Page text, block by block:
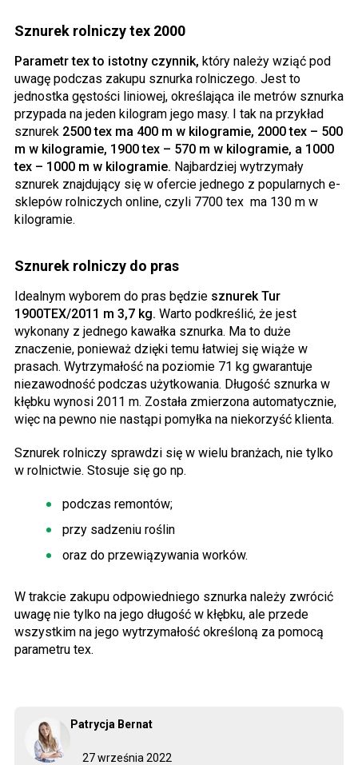
27 września 2022
Patrycja Bernat
Sznurek rolniczy tex 2000
Parametr tex to istotny czynnik, który należy wziąć pod
uwagę podczas zakupu sznurka rolniczego. Jest to
jednostka gęstości liniowej, określająca ile metrów sznurka
przypada na jeden kilogram jego masy. I tak na przykład
sznurek 2500 tex ma 400 m w kilogramie, 2000 tex – 500
m w kilogramie, 1900 tex – 570 m w kilogramie, a 1000
tex – 1000 m w kilogramie. Najbardziej wytrzymały
sznurek znajdujący się w ofercie jednego z popularnych e-
sklepów rolniczych online, czyli 7700 tex ma 130 m w
kilogramie.
Sznurek rolniczy do pras
Idealnym wyborem do pras będzie sznurek Tur
1900TEX/2011 m 3,7 kg. Warto podkreślić, że jest
wykonany z jednego kawałka sznurka. Ma to duże
znaczenie, ponieważ dzięki temu łatwiej się wiąże w
prasach. Wytrzymałość na poziomie 71 kg gwarantuje
niezawodność podczas użytkowania. Długość sznurka w
kłębku wynosi 2011 m. Została zmierzona automatycznie,
więc na pewno nie nastąpi pomyłka na niekorzyść klienta.
Sznurek rolniczy sprawdzi się w wielu branżach, nie tylko
w rolnictwie. Stosuje się go np.
podczas remontów;
przy sadzeniu roślin
oraz do przewiązywania worków.
W trakcie zakupu odpowiedniego sznurka należy zwrócić
uwagę nie tylko na jego długość w kłębku, ale przede
wszystkim na jego wytrzymałość określoną za pomocą
parametru tex.